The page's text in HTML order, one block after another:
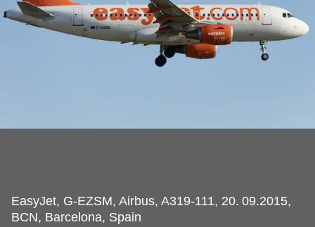
EasyJet, G-EZSM, Airbus, A319-111, 20. 09.2015,
BCN, Barcelona, Spain